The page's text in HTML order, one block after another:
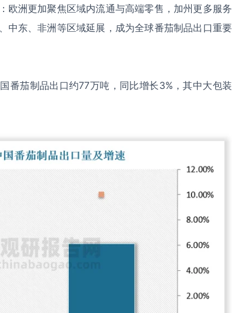
欧洲更加聚焦区域内流通与高端零售，加州更多服务
中东、非洲等区域延展，成为全球番茄制品出口重要
番茄制品出口约77万吨，同比增长3%，其中大包装